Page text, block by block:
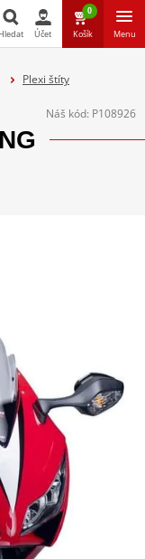
Hledat Účet
0
Košík Menu
Plexi štíty
Náš kód: P108926